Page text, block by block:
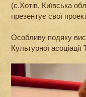
(с.Хотів, Київська
презентує свої
Особливу подяку
Культурної